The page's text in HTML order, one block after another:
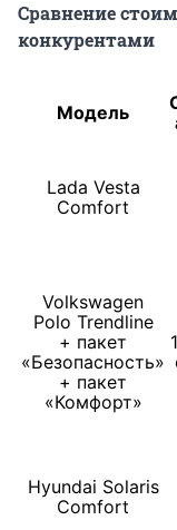
Сравнение
конкурентами
Модель
Lada Vesta
Comfort
Volkswagen
Polo Trendline
+ пакет
«Безопасность»
+ пакет
«Комфорт»
Hyundai Solaris
Comfort